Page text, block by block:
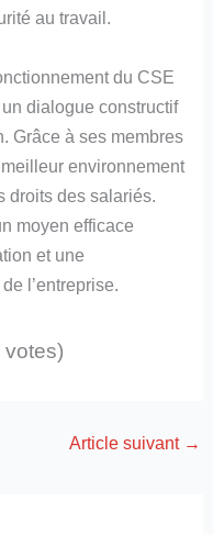
au travail.
du CSE
dialogue constructif
Grâce à ses membres
environnement
droits des salariés.
moyen efficace
et une
l’entreprise.
votes)
Article suivant →